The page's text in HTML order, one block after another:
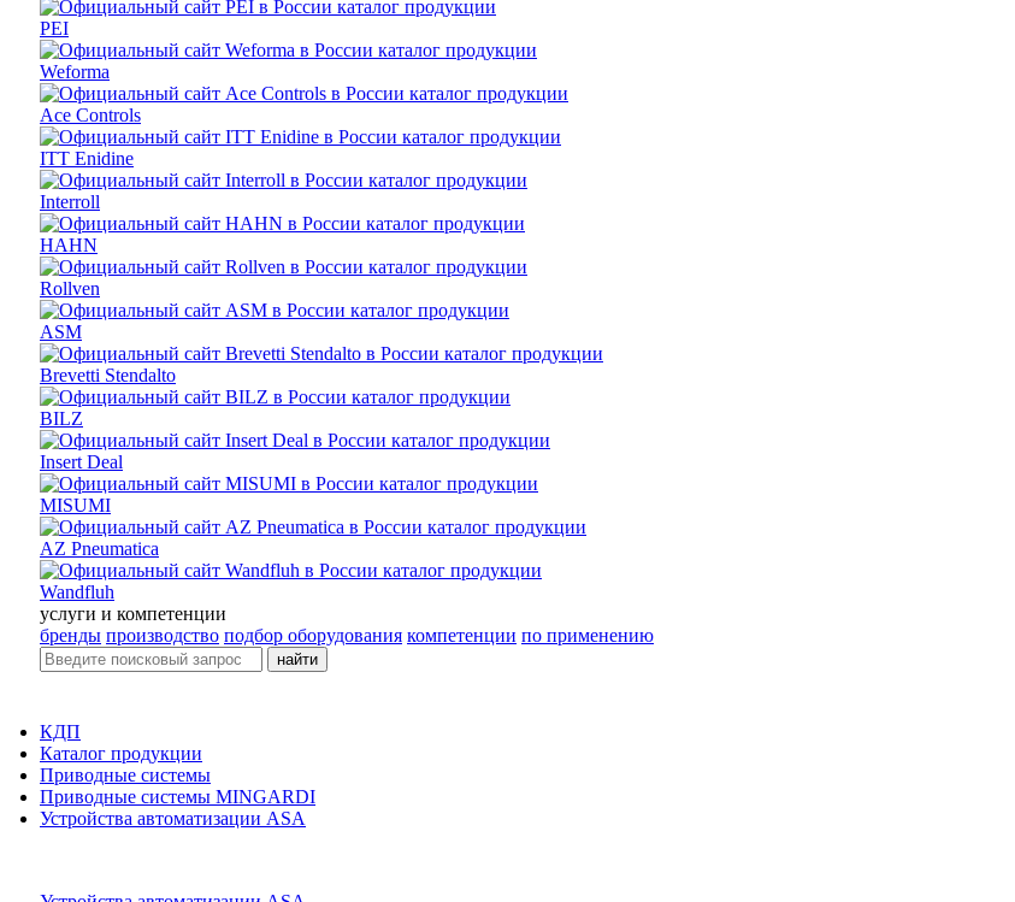
PEI
Weforma
Ace Controls
ITT Enidine
Interroll
HAHN
Rollven
ASM
Brevetti Stendalto
BILZ
Insert Deal
MISUMI
AZ Pneumatica
Wandfluh
услуги и компетенции
бренды производство подбор оборудования компетенции по применению
найти
КДП
Каталог продукции
Приводные системы
Приводные сиcтемы MINGARDI
Устройства автоматизации ASA